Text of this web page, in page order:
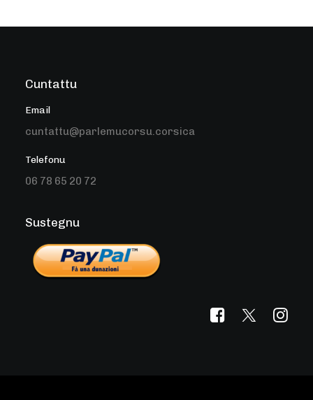
Cuntattu
Email
cuntattu@parlemucorsu.corsica
Telefonu
06 78 65 20 72
Sustegnu